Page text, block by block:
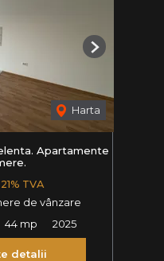
Harta
Next
Apartamente
TVA
de vânzare
44 mp 2025
detalii